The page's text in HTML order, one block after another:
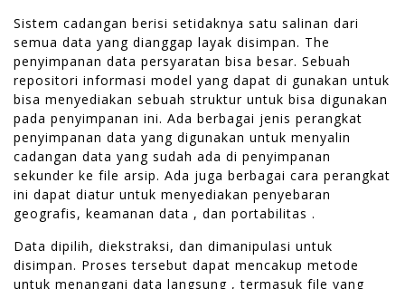
Sistem cadangan berisi setidaknya satu salinan dari
semua data yang dianggap layak disimpan. The
penyimpanan data persyaratan bisa besar. Sebuah
repositori informasi model yang dapat di gunakan untuk
bisa menyediakan sebuah struktur untuk bisa digunakan
pada penyimpanan ini. Ada berbagai jenis perangkat
penyimpanan data yang digunakan untuk menyalin
cadangan data yang sudah ada di penyimpanan
sekunder ke file arsip. Ada juga berbagai cara perangkat
ini dapat diatur untuk menyediakan penyebaran
geografis, keamanan data , dan portabilitas .
Data dipilih, diekstraksi, dan dimanipulasi untuk
disimpan. Proses tersebut dapat mencakup metode
untuk menangani data langsung , termasuk file yang